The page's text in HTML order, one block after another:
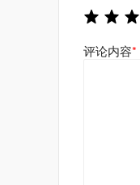
评论内容*